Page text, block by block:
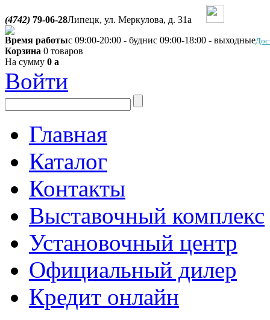
(4742) 79-06-28Липецк, ул. Меркулова, д. 31а
Время работыс 09:00-20:00 - буднис 09:00-18:00 - выходные
Корзина 0 товаров
На сумму 0 a
Войти
Главная
Каталог
Контакты
Выставочный комплекс
Установочный центр
Официальный дилер
Кредит онлайн